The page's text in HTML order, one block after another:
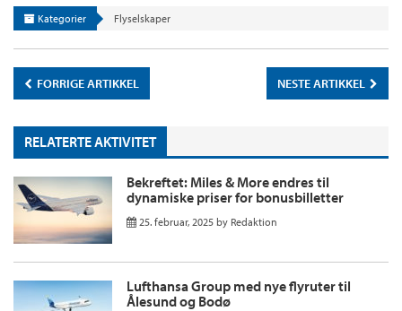
Kategorier Flyselskaper
FORRIGE ARTIKKEL NESTE ARTIKKEL
RELATERTE AKTIVITET
Bekreftet: Miles & More endres til
dynamiske priser for bonusbilletter
25. februar, 2025 by Redaktion
Lufthansa Group med nye flyruter til
Ålesund og Bodø